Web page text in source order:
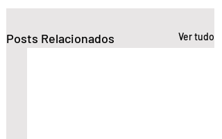
Posts Relacionados Ver tudo